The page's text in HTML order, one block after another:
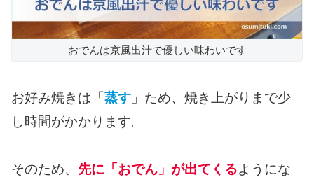
おでんは京風出汁で優しい味わいです
お好み焼きは「蒸す 」ため、焼き上がりまで少
し時間がかかります。
そのため、 先に「おでん」が出てくるようにな